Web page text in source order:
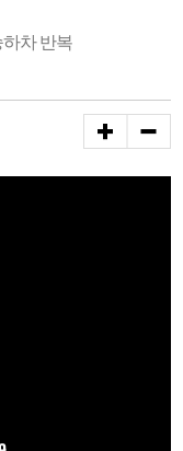
차 반복